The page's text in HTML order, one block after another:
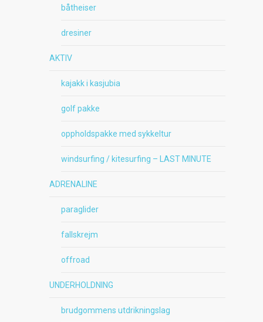
båtheiser
dresiner
AKTIV
kajakk i kasjubia
golf pakke
oppholdspakke med sykkeltur
windsurfing / kitesurfing – LAST MINUTE
ADRENALINE
paraglider
fallskrejm
offroad
UNDERHOLDNING
brudgommens utdrikningslag